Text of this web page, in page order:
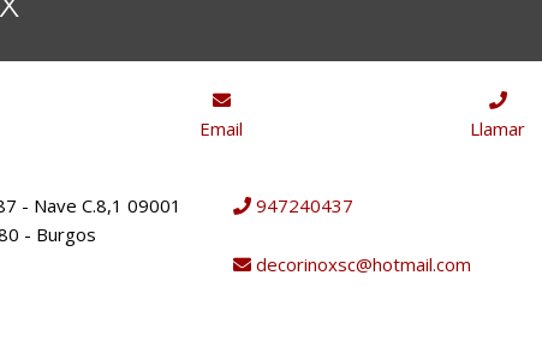
Email Llamar
- Nave C.8,1 09001
- Burgos
947240437
decorinoxsc@hotmail.com